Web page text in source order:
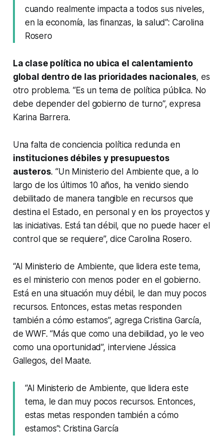
cuando realmente impacta a todos sus niveles,
en la economía, las finanzas, la salud”: Carolina
Rosero
La clase política no ubica el calentamiento
global dentro de las prioridades nacionales, es
otro problema. “Es un tema de política pública. No
debe depender del gobierno de turno”, expresa
Karina Barrera.
Una falta de conciencia política redunda en
instituciones débiles y presupuestos
austeros. “Un Ministerio del Ambiente que, a lo
largo de los últimos 10 años, ha venido siendo
debilitado de manera tangible en recursos que
destina el Estado, en personal y en los proyectos y
las iniciativas. Está tan débil, que no puede hacer el
control que se requiere”, dice Carolina Rosero.
“Al Ministerio de Ambiente, que lidera este tema,
es el ministerio con menos poder en el gobierno.
Está en una situación muy débil, le dan muy pocos
recursos. Entonces, estas metas responden
también a cómo estamos”, agrega Cristina García,
de WWF. “Más que como una debilidad, yo le veo
como una oportunidad”, interviene Jéssica
Gallegos, del Maate.
“Al Ministerio de Ambiente, que lidera este
tema, le dan muy pocos recursos. Entonces,
estas metas responden también a cómo
estamos”: Cristina García